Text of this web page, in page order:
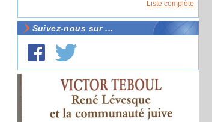
Liste complète
Suivez-nous sur ...